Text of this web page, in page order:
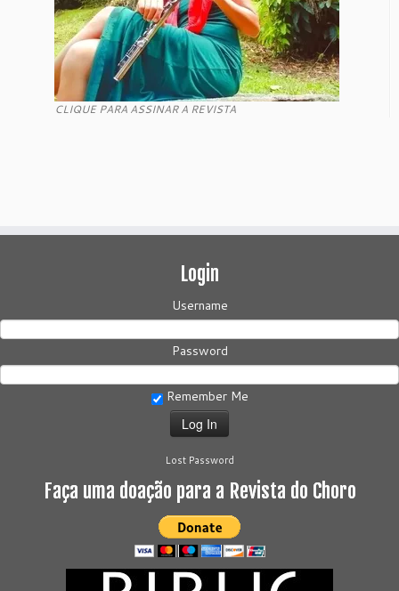
CLIQUE PARA ASSINAR A REVISTA
Login
Username
Password
Remember Me
Lost Password
Faça uma doação para a Revista do Choro